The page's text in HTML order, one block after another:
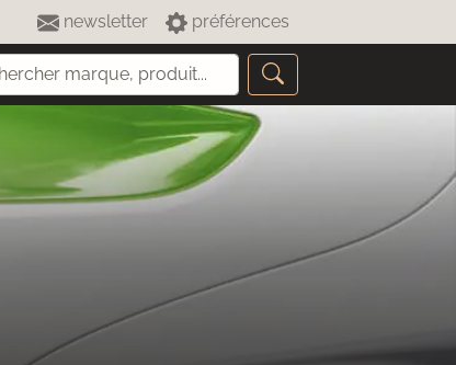
newsletter préférences